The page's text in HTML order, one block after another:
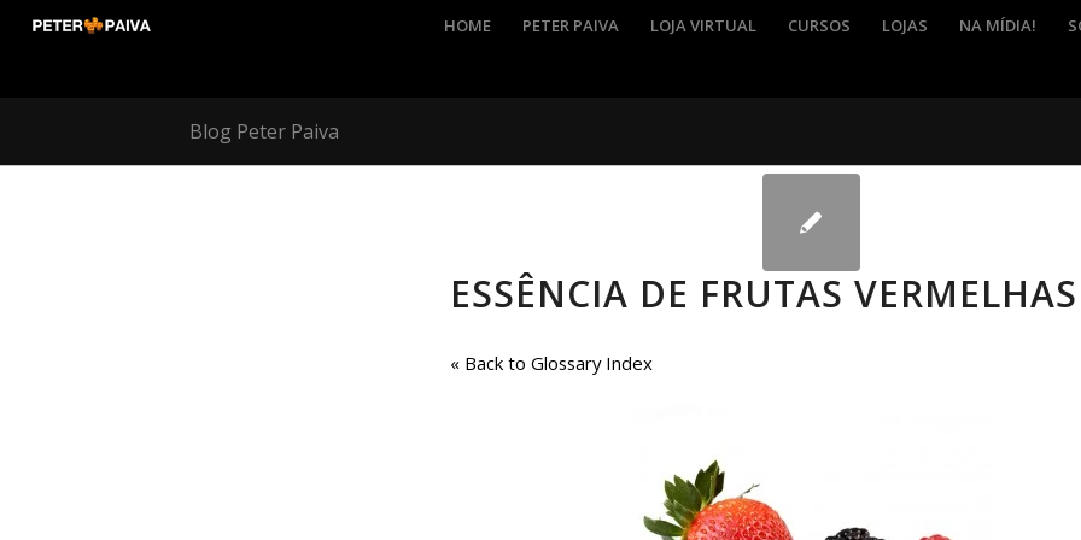
HOME PETER PAIVA LOJA VIRTUAL CURSOS LOJAS NA MÍDIA!
Blog Peter Paiva
ESSÊNCIA DE FRUTAS VERMELHAS
« Back to Glossary Index